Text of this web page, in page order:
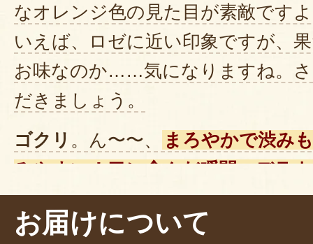
なオレンジ色の見た目が素敵です
いえば、ロゼに近い印象ですが、
お味なのか……気になりますね。
だきましょう。
ゴクリ 。ん〜〜、
まろやかで渋み
みやすい！口に含んだ瞬間、デラ
かりと感じますね。甘さ控えめで、
ないすっきりとした味わいです。
お届けについて